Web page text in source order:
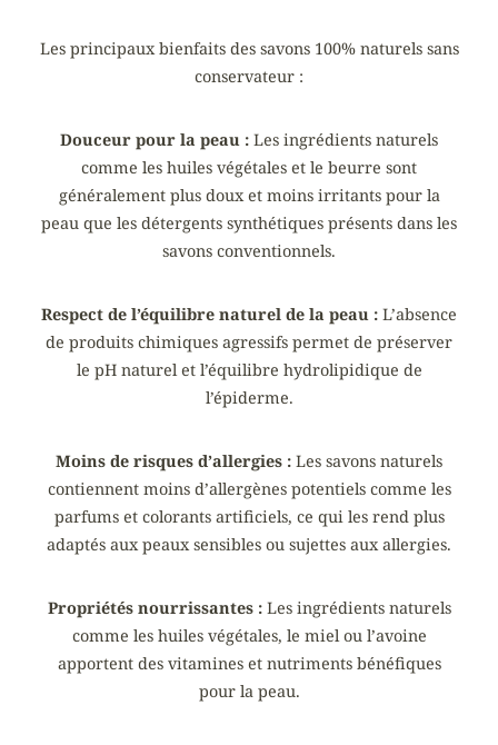
Les principaux bienfaits des savons 100% naturels sans
conservateur :
Douceur pour la peau : Les ingrédients naturels
comme les huiles végétales et le beurre sont
généralement plus doux et moins irritants pour la
peau que les détergents synthétiques présents dans les
savons conventionnels.
Respect de l’équilibre naturel de la peau : L’absence
de produits chimiques agressifs permet de préserver
le pH naturel et l’équilibre hydrolipidique de
l’épiderme.
Moins de risques d’allergies : Les savons naturels
contiennent moins d’allergènes potentiels comme les
parfums et colorants artificiels, ce qui les rend plus
adaptés aux peaux sensibles ou sujettes aux allergies.
Propriétés nourrissantes :Les ingrédients naturels
comme les huiles végétales, le miel ou l’avoine
apportent des vitamines et nutriments bénéfiques
pour la peau.